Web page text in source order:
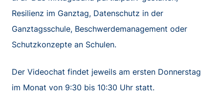
Resilienz im Ganztag, Datenschutz in der
Ganztagsschule, Beschwerdemanagement oder
Schutzkonzepte an Schulen.
Der Videochat findet jeweils am ersten Donnerstag
im Monat von 9:30 bis 10:30 Uhr statt.